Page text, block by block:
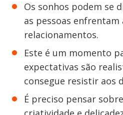
Os sonhos podem se
as pessoas enfrentam
relacionamentos.
Este é um momento
expectativas são
consegue resistir aos
É preciso pensar